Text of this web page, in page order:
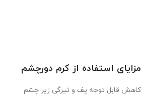
مزایای استفاده از کرم دورچشم
کاهش قابل توجه پف و تیرگی زیر چشم